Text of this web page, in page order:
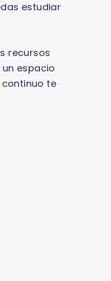
estudiar
recursos
espacio
te